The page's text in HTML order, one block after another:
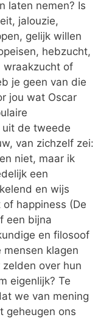
laten nemen? Is
jalouzie,
gelijk willen
hebzucht,
wraakzucht of
je geen van die
jou wat Oscar
uit de tweede
van zichzelf zei:
niet, maar ik
een
en wijs
happiness (De
een bijna
en filosoof
mensen klagen
over hun
eigenlijk? Te
we van mening
geheugen ons